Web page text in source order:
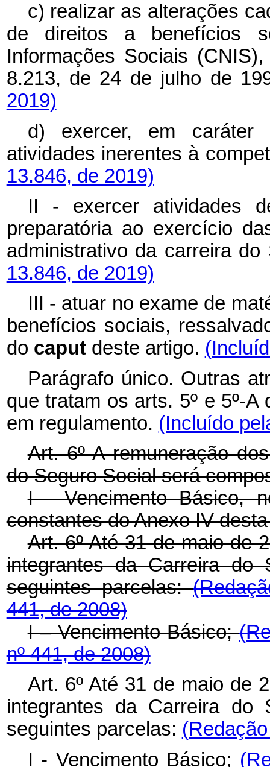
c) realizar as alterações
de direitos a benefícios
Informações Sociais
8.213, de 24 de julho de
2019)
d) exercer, em caráter
atividades inerentes à
13.846, de 2019)
II - exercer atividades
preparatória ao exercício
administrativo da carreira
13.846, de 2019)
III - atuar no exame de
benefícios sociais,
do caput deste artigo.
Parágrafo único. Outras
que tratam os arts. 5º e 5º-
em regulamento. (Incluído
Art. 6º A remuneração
do Seguro Social será
I - Vencimento Básico,
constantes do Anexo IV
Art. 6º Até 31 de maio de
integrantes da Carreira do
seguintes parcelas:
441, de 2008)
I – Vencimento Básico;
nº 441, de 2008)
Art. 6º Até 31 de maio de
integrantes da Carreira do
seguintes parcelas:
I - Vencimento Básico;